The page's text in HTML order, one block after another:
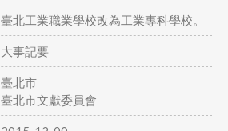
臺北工業職業學校改為工業專科學校。
大事記要
臺北市
臺北市文獻委員會